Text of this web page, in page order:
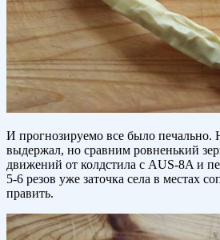
И прогнозируемо все было печально.
выдержал, но сравним ровненький
движений от колдстила с AUS-8A и
5-6 резов уже заточка села в местах
править.